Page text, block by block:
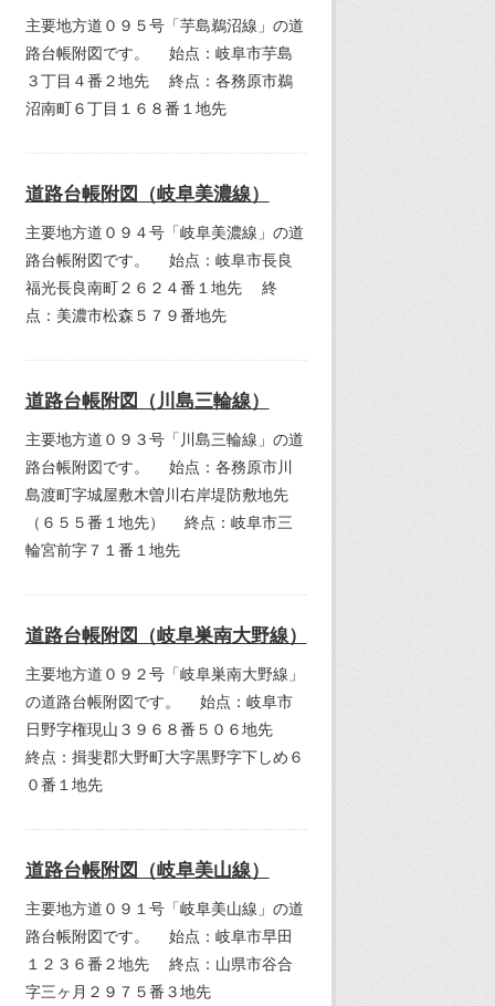
主要地方道０９５号「芋島鵜沼線」の道
路台帳附図です。 始点：岐阜市芋島
３丁目４番２地先 終点：各務原市鵜
沼南町６丁目１６８番１地先
道路台帳附図（岐阜美濃線）
主要地方道０９４号「岐阜美濃線」の道
路台帳附図です。 始点：岐阜市長良
福光長良南町２６２４番１地先 終
点：美濃市松森５７９番地先
道路台帳附図（川島三輪線）
主要地方道０９３号「川島三輪線」の道
路台帳附図です。 始点：各務原市川
島渡町字城屋敷木曽川右岸堤防敷地先
（６５５番１地先） 終点：岐阜市三
輪宮前字７１番１地先
道路台帳附図（岐阜巣南大野線）
主要地方道０９２号「岐阜巣南大野線」
の道路台帳附図です。 始点：岐阜市
日野字権現山３９６８番５０６地先
終点：揖斐郡大野町大字黒野字下しめ６
０番１地先
道路台帳附図（岐阜美山線）
主要地方道０９１号「岐阜美山線」の道
路台帳附図です。 始点：岐阜市早田
１２３６番２地先 終点：山県市谷合
字三ヶ月２９７５番３地先